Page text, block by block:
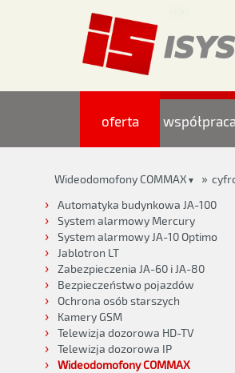
oferta współpraca
Wideodomofony COMMAX ▼ »
Automatyka budynkowa JA-100
System alarmowy Mercury
System alarmowy JA-10 Optimo
Jablotron LT
Zabezpieczenia JA-60 i JA-80
Bezpieczeństwo pojazdów
Ochrona osób starszych
Kamery GSM
Telewizja dozorowa HD-TV
Telewizja dozorowa IP
Wideodomofony COMMAX